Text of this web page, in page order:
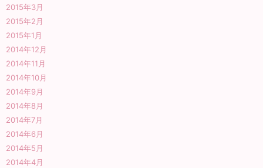
2015年3月
2015年2月
2015年1月
2014年12月
2014年11月
2014年10月
2014年9月
2014年8月
2014年7月
2014年6月
2014年5月
2014年4月